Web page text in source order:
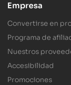
Empresa
Convertirse en
Programa de
Nuestros
Accesibilidad
Promociones